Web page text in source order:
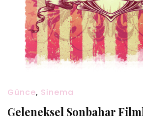
Günce, Sinema
Geleneksel Sonbahar